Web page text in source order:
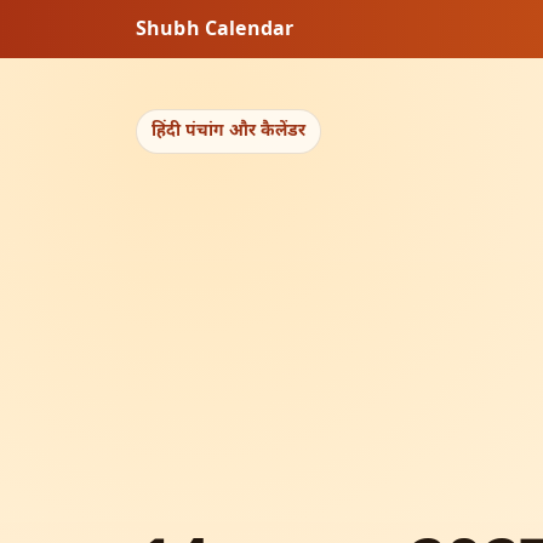
Shubh Calendar
हिंदी पंचांग और कैलेंडर